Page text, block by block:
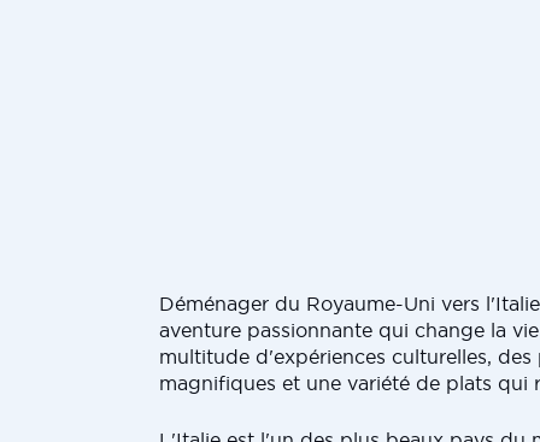
Déménager du Royaume-Uni vers
aventure passionnante qui change la
multitude d'expériences culturelles, des
magnifiques et une variété de plats qui